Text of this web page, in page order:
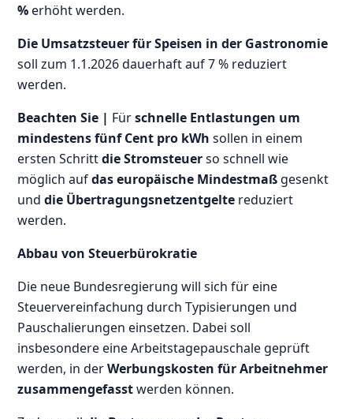
%erhöht werden.
Die Umsatzsteuer für Speisen in der Gastronomie
soll zum 1.1.2026 dauerhaft auf 7 % reduziert
werden.
Beachten Sie | Fürschnelle Entlastungen um
mindestens fünf Cent pro kWh sollen in einem
ersten Schrittdie Stromsteuerso schnell wie
möglich aufdas europäische Mindestmaß gesenkt
unddie Übertragungsnetzentgelte reduziert
werden.
Abbau von Steuerbürokratie
Die neue Bundesregierung will sich für eine
Steuervereinfachung durch Typisierungen und
Pauschalierungen einsetzen. Dabei soll
insbesondere eine Arbeitstagepauschale geprüft
werden, in derWerbungskosten für Arbeitnehmer
zusammengefasstwerden können.